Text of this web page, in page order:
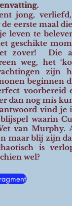
jong,
eerste maal
leven te
geschikte
zover! Die
weg, het
zijn
beginnen
voorbereid
dan nog mis
vind je
waarin
van Murphy.
maar blij zijn
is
wel?